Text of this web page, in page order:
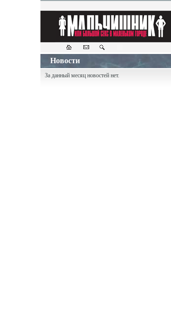
Новости
За данный месяц новостей нет.